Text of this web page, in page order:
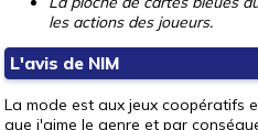
les actions des joueurs.
L'avis de NIM
La mode est aux jeux coopératifs
que j'aime le genre et par